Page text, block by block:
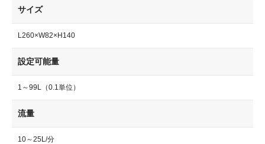
サイズ
L260×W82×H140
設定可能量
1～99L（0.1単位）
流量
10～25L/分